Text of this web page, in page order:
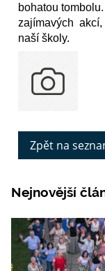
bohatou
zajímavých
naší školy.
Zpět na
Nejnovější